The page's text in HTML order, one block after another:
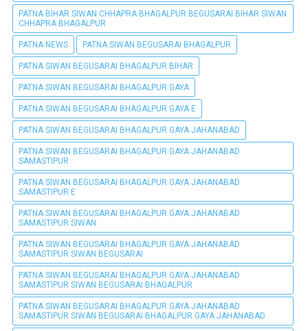
PATNA BIHAR SIWAN CHHAPRA BHAGALPUR BEGUSARAI BIHAR SIWAN
CHHAPRA BHAGALPUR
PATNA NEWS PATNA SIWAN BEGUSARAI BHAGALPUR
PATNA SIWAN BEGUSARAI BHAGALPUR BIHAR
PATNA SIWAN BEGUSARAI BHAGALPUR GAYA
PATNA SIWAN BEGUSARAI BHAGALPUR GAYA E
PATNA SIWAN BEGUSARAI BHAGALPUR GAYA JAHANABAD
PATNA SIWAN BEGUSARAI BHAGALPUR GAYA JAHANABAD
SAMASTIPUR
PATNA SIWAN BEGUSARAI BHAGALPUR GAYA JAHANABAD
SAMASTIPUR E
PATNA SIWAN BEGUSARAI BHAGALPUR GAYA JAHANABAD
SAMASTIPUR SIWAN
PATNA SIWAN BEGUSARAI BHAGALPUR GAYA JAHANABAD
SAMASTIPUR SIWAN BEGUSARAI
PATNA SIWAN BEGUSARAI BHAGALPUR GAYA JAHANABAD
SAMASTIPUR SIWAN BEGUSARAI BHAGALPUR
PATNA SIWAN BEGUSARAI BHAGALPUR GAYA JAHANABAD
SAMASTIPUR SIWAN BEGUSARAI BHAGALPUR GAYA JAHANABAD